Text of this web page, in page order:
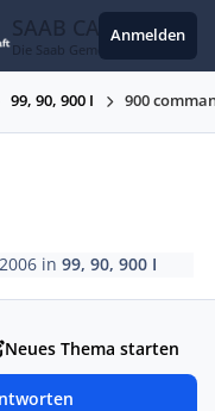
SAAB CARS
Die Saab Gemeinschaft
Anmelden
99, 90, 900 I 900
in99, 90, 900 I
Neues Thema starten